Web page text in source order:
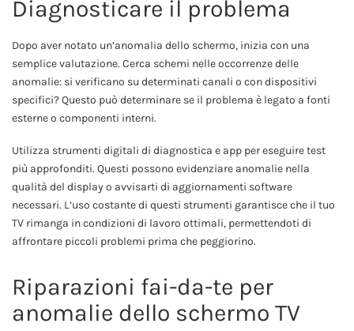
Diagnosticare il problema
Dopo aver notato un’anomalia dello schermo, inizia con una
semplice valutazione. Cerca schemi nelle occorrenze delle
anomalie: si verificano su determinati canali o con dispositivi
specifici? Questo può determinare se il problema è legato a fonti
esterne o componenti interni.
Utilizza strumenti digitali di diagnostica e app per eseguire test
più approfonditi. Questi possono evidenziare anomalie nella
qualità del display o avvisarti di aggiornamenti software
necessari. L’uso costante di questi strumenti garantisce che il tuo
TV rimanga in condizioni di lavoro ottimali, permettendoti di
affrontare piccoli problemi prima che peggiorino.
Riparazioni fai-da-te per
anomalie dello schermo TV